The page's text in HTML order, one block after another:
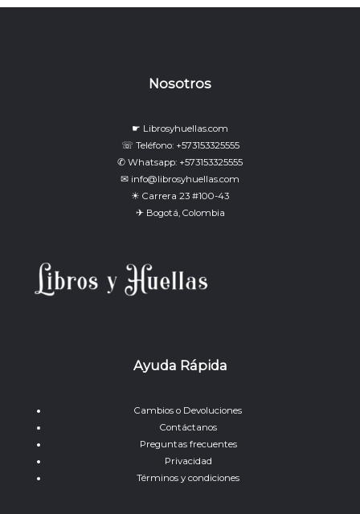
Nosotros
☛ Librosyhuellas.com
☏ Teléfono: +573153325555
✆ Whatsapp: +573153325555
✉ info@librosyhuellas.com
☀ Carrera 23 #100-43
✈ Bogotá, Colombia
Ayuda Rápida
Cambios o Devoluciones
Contáctanos
Preguntas frecuentes
Privacidad
Términos y condiciones